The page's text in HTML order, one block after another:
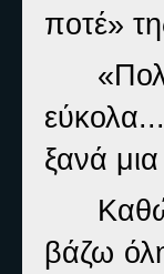
ποτέ»
ξανά
βάζω